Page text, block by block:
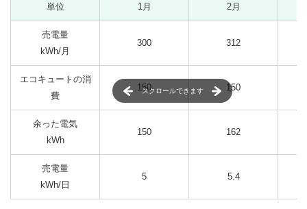
単位 1月 2月
売電量
kWh/月
300 312
エコキュートの消
費
150 150
余った電気
kWh
150 162
売電量
kWh/日
5 5.4
スクロールできます